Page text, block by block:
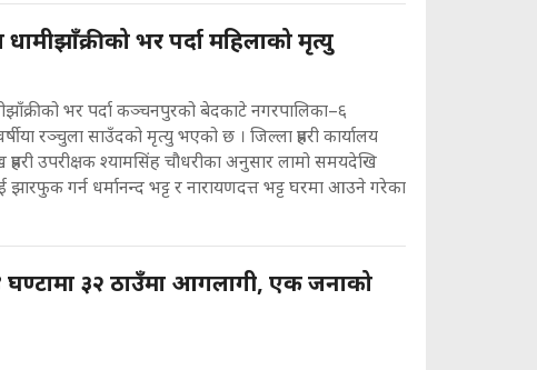
भर पर्दा महिलाको मृत्यु
भर पर्दा कञ्चनपुरको बेदकाटे नगरपालिका–६
रञ्चुला साउँदको मृत्यु भएको छ । जिल्ला प्रहरी कार्यालय
प्रहरी उपरीक्षक श्यामसिंह चौधरीका अनुसार लामो समयदेखि
झारफुक गर्न धर्मानन्द भट्ट र नारायणदत्त भट्ट घरमा आउने गरेका
घण्टामा ३२ ठाउँमा आगलागी, एक जनाको